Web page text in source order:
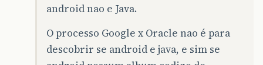
android nao e Java.
O processo Google x Oracle nao é para
descobrir se android e java, e sim se